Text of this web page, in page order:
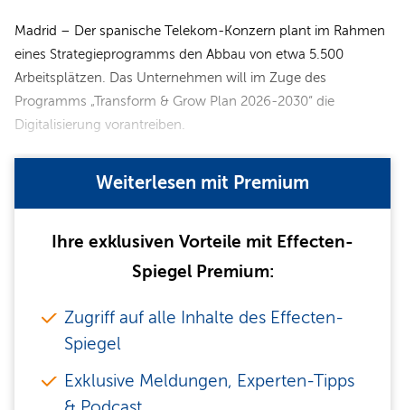
Madrid – Der spanische Telekom-Konzern plant im Rahmen
eines Strategieprogramms den Abbau von etwa 5.500
Arbeitsplätzen. Das Unternehmen will im Zuge des
Programms „Transform & Grow Plan 2026-2030“ die
Digitalisierung vorantreiben.
Weiterlesen mit Premium
Ihre exklusiven Vorteile mit Effecten-
Spiegel Premium:
Zugriff auf alle Inhalte des Effecten-
Spiegel
Exklusive Meldungen, Experten-Tipps